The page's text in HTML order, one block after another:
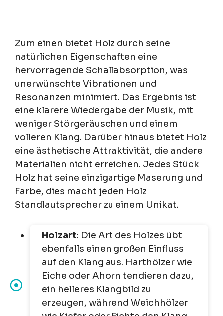
Zum einen bietet Holz durch seine
natürlichen Eigenschaften eine
hervorragende Schallabsorption, was
unerwünschte Vibrationen und
Resonanzen minimiert. Das Ergebnis ist
eine klarere Wiedergabe der Musik, mit
weniger Störgeräuschen und einem
volleren Klang. Darüber hinaus bietet Holz
eine ästhetische Attraktivität, die andere
Materialien nicht erreichen. Jedes Stück
Holz hat seine einzigartige Maserung und
Farbe, dies macht jeden Holz
Standlautsprecher zu einem Unikat.
Holzart: Die Art des Holzes übt
ebenfalls einen großen Einfluss
auf den Klang aus. Harthölzer wie
Eiche oder Ahorn tendieren dazu,
ein helleres Klangbild zu
erzeugen, während Weichhölzer